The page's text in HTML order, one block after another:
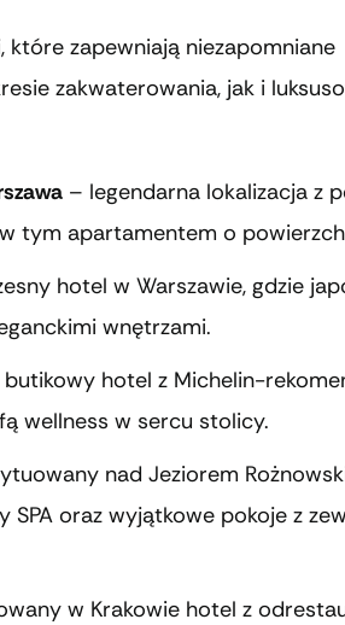
zapewniają niezapomniane
zakwaterowania, jak i
– legendarna lokalizacja z
tym apartamentem o
hotel w Warszawie, gdzie
wnętrzami.
hotel z Michelin-
wellness w sercu stolicy.
nad Jeziorem
oraz wyjątkowe pokoje z
w Krakowie hotel z